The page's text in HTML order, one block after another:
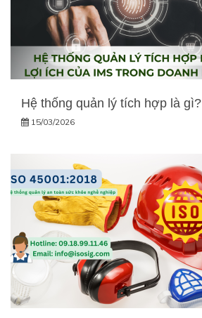
Hệ thống quản lý tích hợp là gì?
15/03/2026